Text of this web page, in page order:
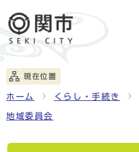
現在位置
ホーム くらし・手続き
地域委員会